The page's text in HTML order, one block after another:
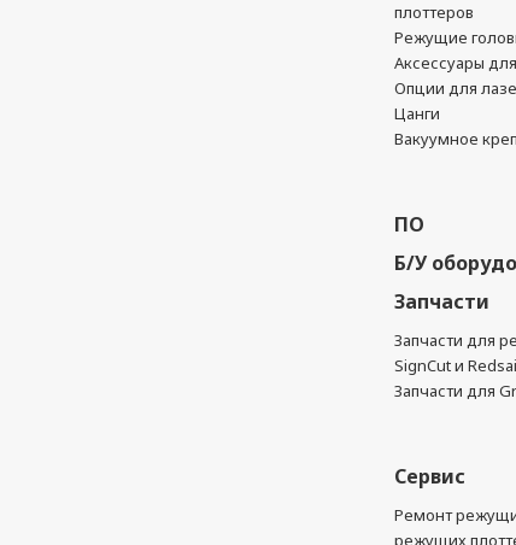
плоттеров
Режущие
Аксессуары
Опции для
Цанги
Вакуумное
ПО
Б/У
Запчасти
Запчасти для
SignCut и
Запчасти для
Сервис
Ремонт
режущих